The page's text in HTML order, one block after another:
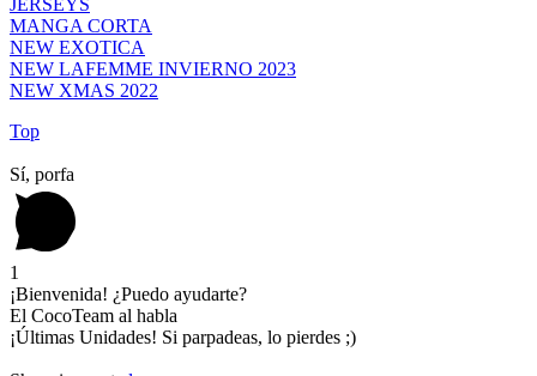
JERSEYS
MANGA CORTA
NEW EXOTICA
NEW LAFEMME INVIERNO 2023
NEW XMAS 2022
Top
Sí, porfa
1
¡Bienvenida! ¿Puedo ayudarte?
El CocoTeam al habla
¡Últimas Unidades! Si parpadeas, lo pierdes ;)